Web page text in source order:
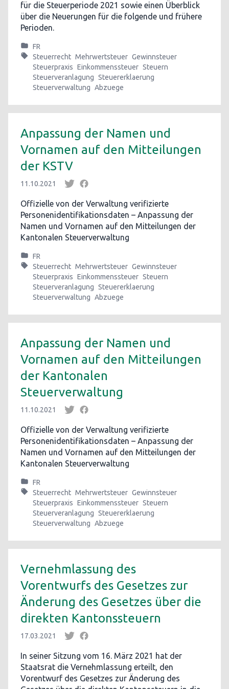
für die Steuerperiode 2021 sowie einen Überblick
über die Neuerungen für die folgende und frühere
Perioden.
FR
Steuerrecht Mehrwertsteuer Gewinnsteuer
Steuerpraxis Einkommenssteuer Steuern
Steuerveranlagung Steuererklaerung
Steuerverwaltung Abzuege
Anpassung der Namen und
Vornamen auf den Mitteilungen
der KSTV
11.10.2021
Offizielle von der Verwaltung verifizierte
Personenidentifikationsdaten – Anpassung der
Namen und Vornamen auf den Mitteilungen der
Kantonalen Steuerverwaltung
FR
Steuerrecht Mehrwertsteuer Gewinnsteuer
Steuerpraxis Einkommenssteuer Steuern
Steuerveranlagung Steuererklaerung
Steuerverwaltung Abzuege
Anpassung der Namen und
Vornamen auf den Mitteilungen
der Kantonalen
Steuerverwaltung
11.10.2021
Offizielle von der Verwaltung verifizierte
Personenidentifikationsdaten – Anpassung der
Namen und Vornamen auf den Mitteilungen der
Kantonalen Steuerverwaltung
FR
Steuerrecht Mehrwertsteuer Gewinnsteuer
Steuerpraxis Einkommenssteuer Steuern
Steuerveranlagung Steuererklaerung
Steuerverwaltung Abzuege
Vernehmlassung des
Vorentwurfs des Gesetzes zur
Änderung des Gesetzes über die
direkten Kantonssteuern
17.03.2021
In seiner Sitzung vom 16. März 2021 hat der
Staatsrat die Vernehmlassung erteilt, den
Vorentwurf des Gesetzes zur Änderung des